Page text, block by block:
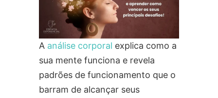
A análise corporal explica como a
sua mente funciona e revela
padrões de funcionamento que o
barram de alcançar seus